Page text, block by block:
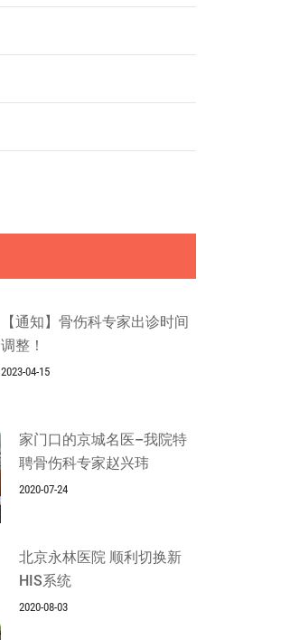
【通知】骨伤科专家出诊时间
调整！
2023-04-15
家门口的京城名医–我院特
聘骨伤科专家赵兴玮
2020-07-24
北京永林医院 顺利切换新
HIS系统
2020-08-03